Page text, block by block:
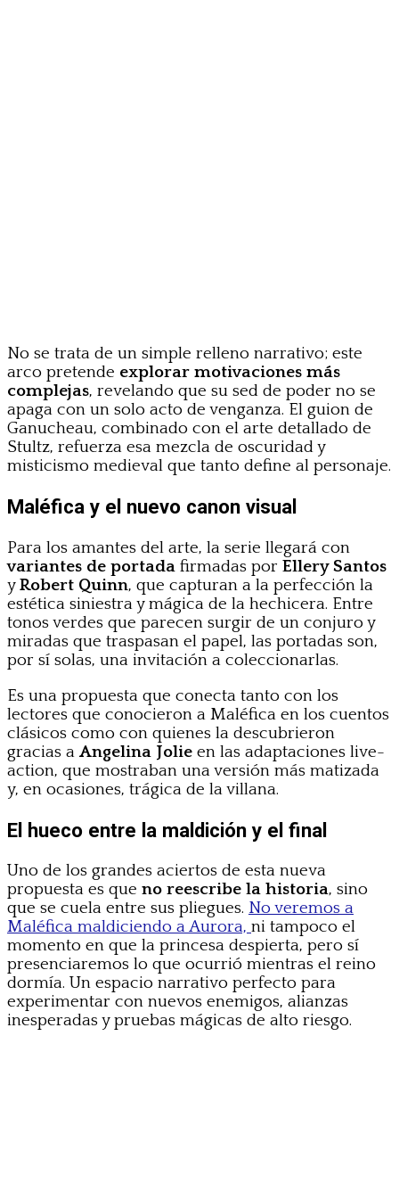
No se trata de un simple relleno narrativo; este
arco pretende explorar motivaciones más
complejas, revelando que su sed de poder no se
apaga con un solo acto de venganza. El guion de
Ganucheau, combinado con el arte detallado de
Stultz, refuerza esa mezcla de oscuridad y
misticismo medieval que tanto define al personaje.
Maléfica y el nuevo canon visual
Para los amantes del arte, la serie llegará con
variantes de portada firmadas por Ellery Santos
yRobert Quinn, que capturan a la perfección la
estética siniestra y mágica de la hechicera. Entre
tonos verdes que parecen surgir de un conjuro y
miradas que traspasan el papel, las portadas son,
por sí solas, una invitación a coleccionarlas.
Es una propuesta que conecta tanto con los
lectores que conocieron a Maléfica en los cuentos
clásicos como con quienes la descubrieron
gracias a Angelina Jolie en las adaptaciones live-
action, que mostraban una versión más matizada
y, en ocasiones, trágica de la villana.
El hueco entre la maldición y el final
Uno de los grandes aciertos de esta nueva
propuesta es que no reescribe la historia, sino
que se cuela entre sus pliegues. No veremos a
Maléfica maldiciendo a Aurora, ni tampoco el
momento en que la princesa despierta, pero sí
presenciaremos lo que ocurrió mientras el reino
dormía. Un espacio narrativo perfecto para
experimentar con nuevos enemigos, alianzas
inesperadas y pruebas mágicas de alto riesgo.